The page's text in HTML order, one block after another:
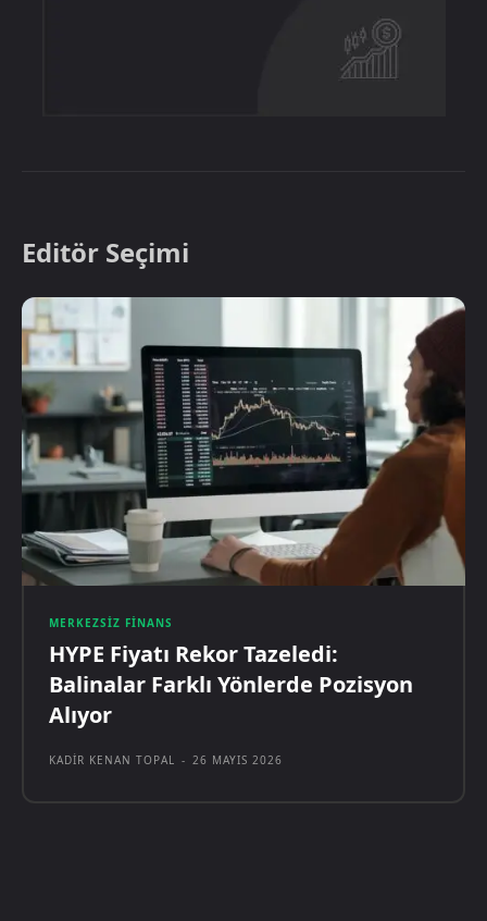
Editör Seçimi
MERKEZSIZ FINANS
HYPE Fiyatı Rekor Tazeledi:
Balinalar Farklı Yönlerde Pozisyon
Alıyor
KADIR KENAN TOPAL - 26 MAYIS 2026